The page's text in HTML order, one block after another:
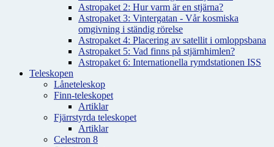
Astropaket 2: Hur varm är en stjärna?
Astropaket 3: Vintergatan - Vår kosmiska
omgivning i ständig rörelse
Astropaket 4: Placering av satellit i omloppsbana
Astropaket 5: Vad finns på stjärnhimlen?
Astropaket 6: Internationella rymdstationen ISS
Teleskopen
Låneteleskop
Finn-teleskopet
Artiklar
Fjärrstyrda teleskopet
Artiklar
Celestron 8